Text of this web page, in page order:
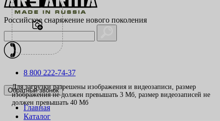
Российское снаряжение нового поколения
8 800 222-74-37
Обратный звонок
Главная
Каталог
Для загрузки разрешены изображения и видеозаписи, размер
изображения не должен превышать 3 Mб, размер видеозаписей не
должен превышать 40 Mб